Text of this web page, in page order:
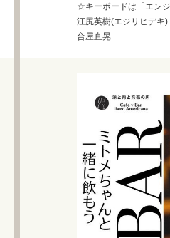
☆キーボードは「エンジ
江尻英樹(エジリヒデキ)
合屋直晃